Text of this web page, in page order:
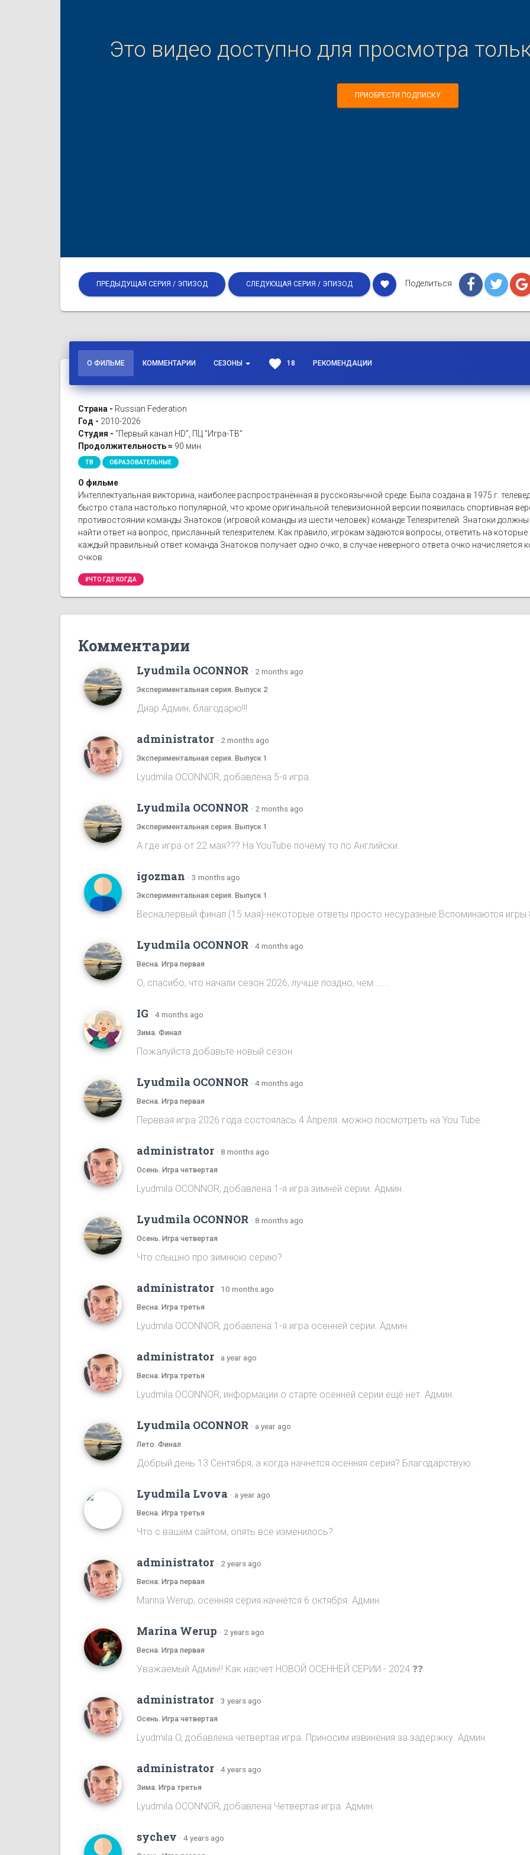
Это видео доступно для просмотра
ПРИОБРЕСТИ ПОДПИСКУ
ПРЕДЫДУЩАЯ СЕРИЯ / ЭПИЗОД СЛЕДУЮЩАЯ СЕРИЯ / ЭПИЗОД favorite Поделиться
О ФИЛЬМЕ КОММЕНТАРИИ СЕЗОНЫ favorite 18 РЕКОМЕНДАЦИИ
Страна - Russian Federation
Год - 2010-2026
Студия - "Первый канал HD", ПЦ "Игра-ТВ"
Продолжительность ≈ 90 мин
ТВ ОБРАЗОВАТЕЛЬНЫЕ
О фильме
Интеллектуальная викторина, наиболее распространённая в русскоязычной среде. Была создана в 1975 г.
быстро стала настолько популярной, что кроме оригинальной телевизионной версии появилась спортивная
противостоянии команды Знатоков (игровой команды из шести человек) команде Телезрителей. Знатоки
найти ответ на вопрос, присланный телезрителем. Как правило, игрокам задаются вопросы, ответить на
каждый правильный ответ команда Знатоков получает одно очко, в случае неверного ответа очко начисляется
очков.
#ЧТО ГДЕ КОГДА
Комментарии
Lyudmila OCONNOR · 2 months ago
Экспериментальная серия. Выпуск 2
Диар Админ, благодарю!!!
administrator · 2 months ago
Экспериментальная серия. Выпуск 1
Lyudmila OCONNOR, добавлена 5-я игра.
Lyudmila OCONNOR · 2 months ago
Экспериментальная серия. Выпуск 1
А где игра от 22 мая??? На YouTube почему то по Английски.
igozman · 3 months ago
Экспериментальная серия. Выпуск 1
Весна,первый финал (15 мая)-некоторые ответы просто несуразные.Вспоминаются игры
Lyudmila OCONNOR · 4 months ago
Весна. Игра первая
О, спасибо, что начали сезон 2026, лучше поздно, чем.......
IG · 4 months ago
Зима. Финал
Пожалуйста добавьте новый сезон
Lyudmila OCONNOR · 4 months ago
Весна. Игра первая
Перввая игра 2026 года состоялась 4 Апреля. можно посмотреть на You Tube.
administrator · 8 months ago
Осень. Игра четвертая
Lyudmila OCONNOR, добавлена 1-я игра зимней серии. Админ.
Lyudmila OCONNOR · 8 months ago
Осень. Игра четвертая
Что слышно про зимнюю серию?
administrator · 10 months ago
Весна. Игра третья
Lyudmila OCONNOR, добавлена 1-я игра осенней серии. Админ.
administrator · a year ago
Весна. Игра третья
Lyudmila OCONNOR, информации о старте осенней серии ещё нет. Админ.
Lyudmila OCONNOR · a year ago
Лето. Финал
Добрый день 13 Сентября, а когда начнется осенняя серия? Благодарствую.
Lyudmila Lvova · a year ago
Весна. Игра третья
Что с вашим сайтом, опять все изменилось?
administrator · 2 years ago
Весна. Игра первая
Marina Werup, осенняя серия начнётся 6 октября. Админ.
Marina Werup · 2 years ago
Весна. Игра первая
Уважаемый Админ‼️ Как насчет НОВОЙ ОСЕННЕЙ СЕРИИ - 2024 ❓❓
administrator · 3 years ago
Осень. Игра четвертая
Lyudmila O, добавлена четвертая игра. Приносим извинения за задержку. Админ.
administrator · 4 years ago
Зима. Игра третья
Lyudmila OCONNOR, добавлена Четвертая игра. Админ.
sychev · 4 years ago